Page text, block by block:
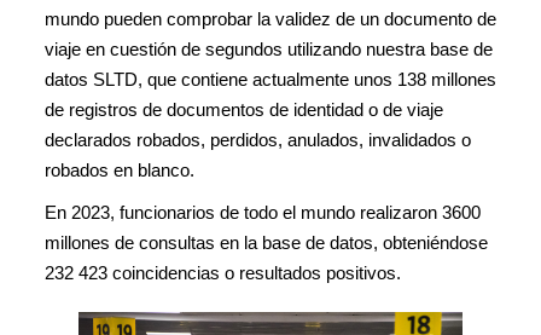
mundo pueden comprobar la validez de un documento de
viaje en cuestión de segundos utilizando nuestra base de
datos SLTD, que contiene actualmente unos 138 millones
de registros de documentos de identidad o de viaje
declarados robados, perdidos, anulados, invalidados o
robados en blanco.
En 2023, funcionarios de todo el mundo realizaron 3600
millones de consultas en la base de datos, obteniéndose
232 423 coincidencias o resultados positivos.